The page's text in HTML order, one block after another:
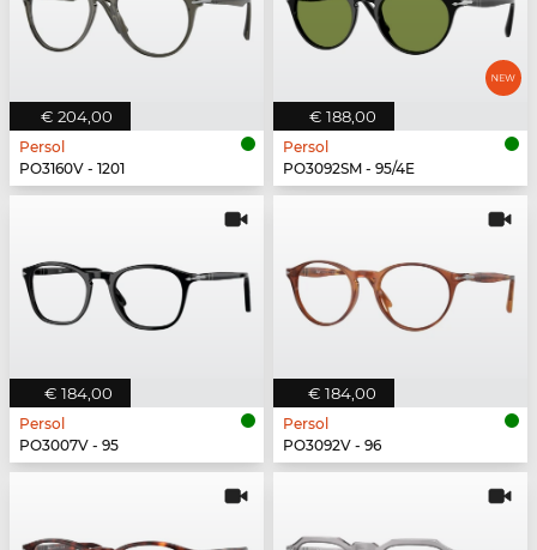
€ 204,00
Persol
PO3160V - 1201
€ 188,00
Persol
PO3092SM - 95/4E
€ 184,00
Persol
PO3007V - 95
€ 184,00
Persol
PO3092V - 96